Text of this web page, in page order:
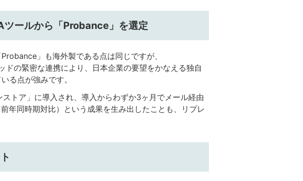
ツールから「Probance」を選定
」も海外製である点は同じですが、
の緊密な連携により、日本企業の要望をかなえる独自
る点が強みです。
トア」に導入され、導入からわずか3ヶ月でメール経由
年同時期対比）という成果を生み出したことも、リプレ